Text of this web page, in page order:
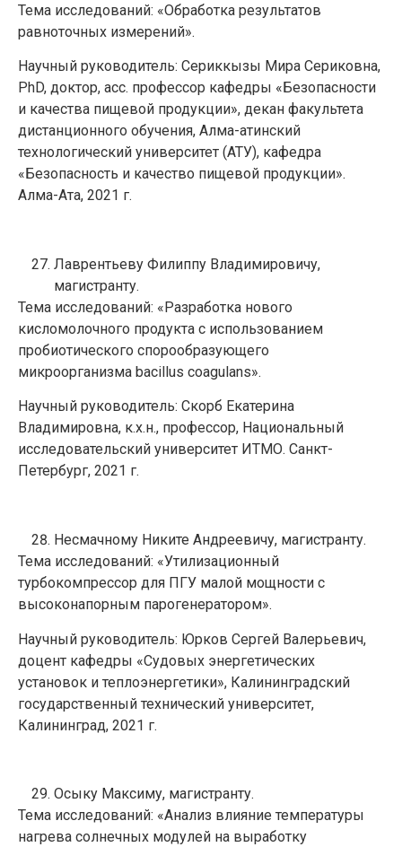
Тема исследований: «Обработка результатов
равноточных измерений».
Научный руководитель: Сериккызы Мира Сериковна,
PhD, доктор, асс. профессор кафедры «Безопасности
и качества пищевой продукции», декан факультета
дистанционного обучения, Алма-атинский
технологический университет (АТУ), кафедра
«Безопасность и качество пищевой продукции».
Алма-Ата, 2021 г.
Лаврентьеву Филиппу Владимировичу,
магистранту.
Тема исследований: «Разработка нового
кисломолочного продукта с использованием
пробиотического спорообразующего
микроорганизма bacillus coagulans».
Научный руководитель: Скорб Екатерина
Владимировна, к.х.н., профессор, Национальный
исследовательский университет ИТМО. Санкт-
Петербург, 2021 г.
Несмачному Никите Андреевичу, магистранту.
Тема исследований: «Утилизационный
турбокомпрессор для ПГУ малой мощности с
высоконапорным парогенератором».
Научный руководитель: Юрков Сергей Валерьевич,
доцент кафедры «Судовых энергетических
установок и теплоэнергетики», Калининградский
государственный технический университет,
Калининград, 2021 г.
Осыку Максиму, магистранту.
Тема исследований: «Анализ влияние температуры
нагрева солнечных модулей на выработку